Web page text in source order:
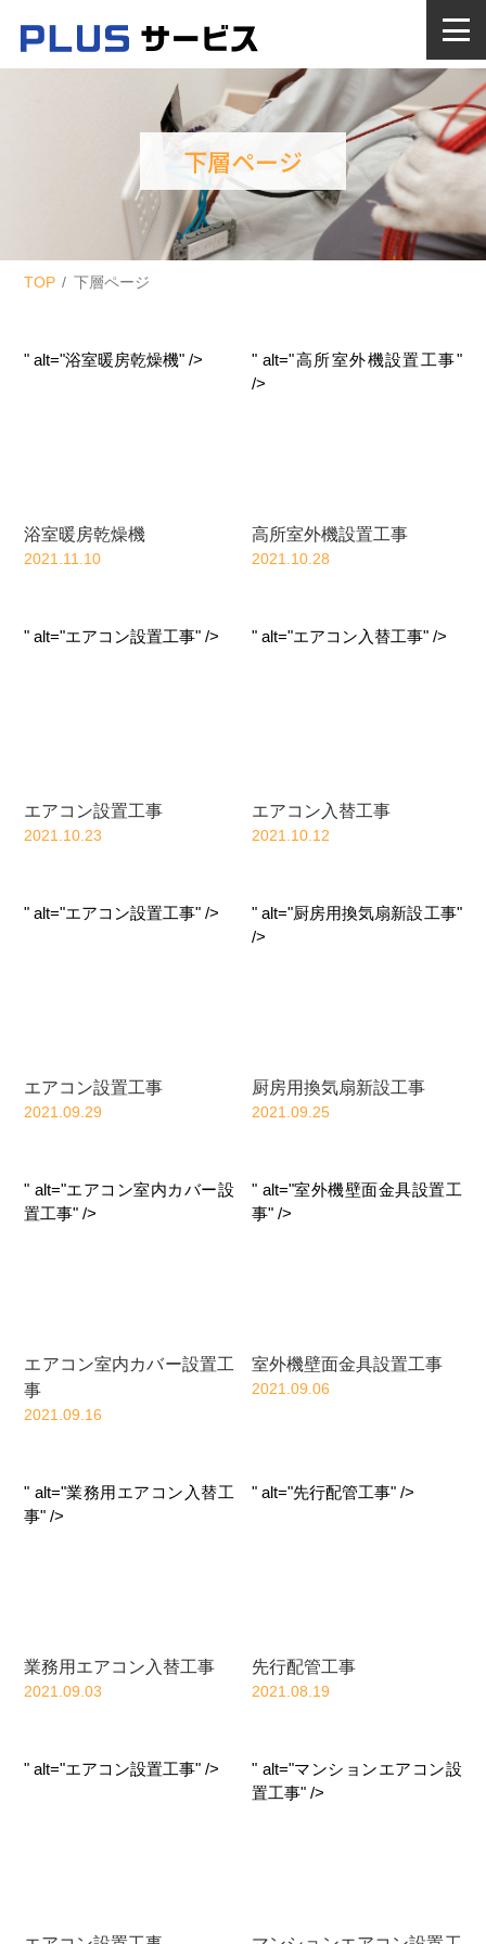
下層ページ
TOP 下層ページ
" alt="浴室暖房乾燥機" />
浴室暖房乾燥機
2021.11.10
" alt="高所室外機設置工事"
/>
高所室外機設置工事
2021.10.28
" alt="エアコン設置工事" />
エアコン設置工事
2021.10.23
" alt="エアコン入替工事" />
エアコン入替工事
2021.10.12
" alt="エアコン設置工事" />
エアコン設置工事
2021.09.29
" alt="厨房用換気扇新設工事"
/>
厨房用換気扇新設工事
2021.09.25
" alt="エアコン室内カバー設
置工事" />
エアコン室内カバー設置工
事
2021.09.16
" alt="室外機壁面金具設置工
事" />
室外機壁面金具設置工事
2021.09.06
" alt="業務用エアコン入替工
事" />
業務用エアコン入替工事
2021.09.03
" alt="先行配管工事" />
先行配管工事
2021.08.19
" alt="エアコン設置工事" />
" alt="マンションエアコン設
置工事" />